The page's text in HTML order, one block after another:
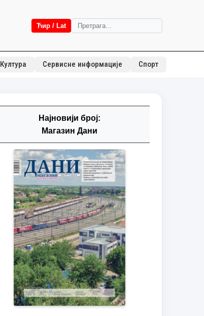
Ћир / Lat
Култура Сервисне информације Спорт
Најновији број:
Магазин Дани